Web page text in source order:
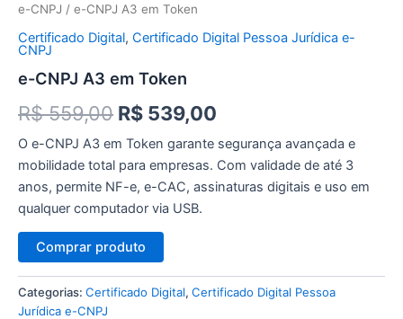
e-CNPJ / e-CNPJ A3 em Token
Certificado Digital, Certificado Digital Pessoa Jurídica e-
CNPJ
e-CNPJ A3 em Token
R$559,00 O
preço
original
era:
R$ 559,00.
R$ 539,00
preço
atual
O e-CNPJ A3 em Token garante segurança avançada e
mobilidade total para empresas. Com validade de até 3
anos, permite NF-e, e-CAC, assinaturas digitais e uso em
qualquer computador via USB.
Comprar produto
Categorias: Certificado Digital, Certificado Digital Pessoa
Jurídica e-CNPJ